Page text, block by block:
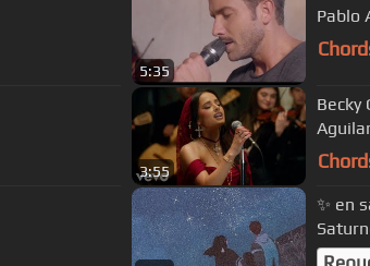
5:35
Pablo
3:55
Becky
✨ en